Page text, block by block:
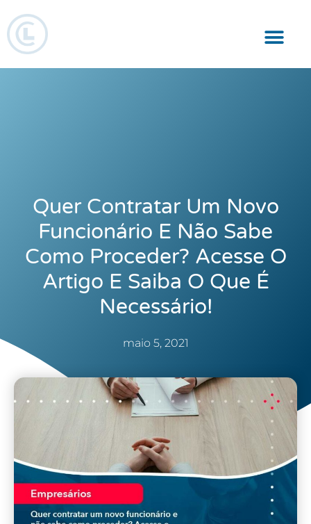
Quer Contratar Um Novo
Funcionário E Não Sabe
Como Proceder? Acesse O
Artigo E Saiba O Que É
Necessário!
maio 5, 2021